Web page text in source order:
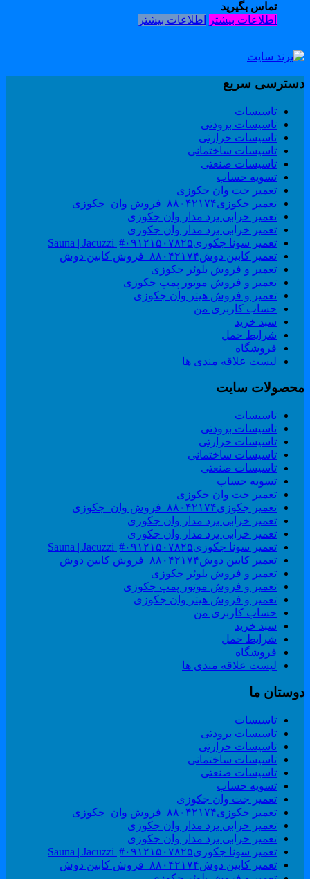
تماس بگیرید
اطلاعات بیشتر اطلاعات بیشتر
سریع
تاسیسات
تاسیسات برودتی
تاسیسات حرارتی
تاسیسات ساختمانی
تاسیسات صنعتی
تسویه حساب
تعمیر جت وان جکوزی
تعمیر جکوزی۸۸۰۴۲۱۷۴_فروش وان_جکوزی
تعمیر خرابی برد مدار وان جکوزی
تعمیر خرابی برد مدار وان جکوزی
تعمیر سونا جکوزی۰۹۱۲۱۵۰۷۸۲۵#| Sauna | Jacuzzi
تعمیر کابین دوش۸۸۰۴۲۱۷۴_فروش کابین دوش
تعمیر و فروش بلوئر جکوزی
تعمیر و فروش موتور پمپ جکوزی
تعمیر و فروش هیتر وان جکوزی
حساب کاربری من
سبد خرید
شرایط حمل
فروشگاه
لیست علاقه مندی ها
سایت
تاسیسات
تاسیسات برودتی
تاسیسات حرارتی
تاسیسات ساختمانی
تاسیسات صنعتی
تسویه حساب
تعمیر جت وان جکوزی
تعمیر جکوزی۸۸۰۴۲۱۷۴_فروش وان_جکوزی
تعمیر خرابی برد مدار وان جکوزی
تعمیر خرابی برد مدار وان جکوزی
تعمیر سونا جکوزی۰۹۱۲۱۵۰۷۸۲۵#| Sauna | Jacuzzi
تعمیر کابین دوش۸۸۰۴۲۱۷۴_فروش کابین دوش
تعمیر و فروش بلوئر جکوزی
تعمیر و فروش موتور پمپ جکوزی
تعمیر و فروش هیتر وان جکوزی
حساب کاربری من
سبد خرید
شرایط حمل
فروشگاه
لیست علاقه مندی ها
ما
تاسیسات
تاسیسات برودتی
تاسیسات حرارتی
تاسیسات ساختمانی
تاسیسات صنعتی
تسویه حساب
تعمیر جت وان جکوزی
تعمیر جکوزی۸۸۰۴۲۱۷۴_فروش وان_جکوزی
تعمیر خرابی برد مدار وان جکوزی
تعمیر خرابی برد مدار وان جکوزی
تعمیر سونا جکوزی۰۹۱۲۱۵۰۷۸۲۵#| Sauna | Jacuzzi
تعمیر کابین دوش۸۸۰۴۲۱۷۴_فروش کابین دوش